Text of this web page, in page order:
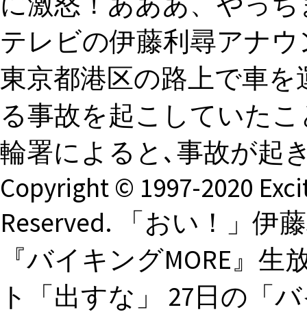
テレビの伊藤利尋アナ
東京都港区の路上で車
る事故を起こしていた
輪署によると､事故が起
Copyright © 1997-2020
Reserved. 「おい！」伊
『バイキングMORE』
ト「出すな」 27日の「